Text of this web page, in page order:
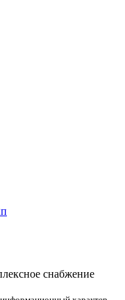
снабжение